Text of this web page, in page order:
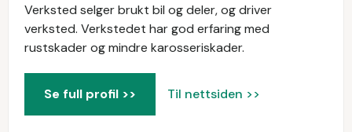
Verksted selger brukt bil og deler, og driver
verksted. Verkstedet har god erfaring med
rustskader og mindre karosseriskader.
Se full profil >> Til nettsiden >>